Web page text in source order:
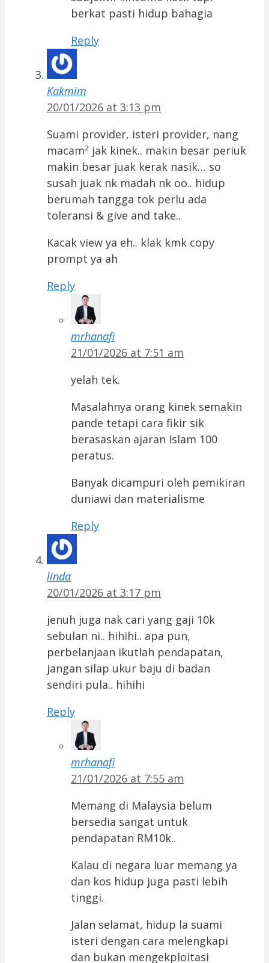
berkat pasti hidup bahagia
Reply
Kakmim
20/01/2026 at 3:13 pm
Suami provider, isteri provider, nang
macam² jak kinek.. makin besar periuk
makin besar juak kerak nasik… so
susah juak nk madah nk oo.. hidup
berumah tangga tok perlu ada
toleransi & give and take..
Kacak view ya eh.. klak kmk copy
prompt ya ah
Reply
mrhanafi
21/01/2026 at 7:51 am
yelah tek.
Masalahnya orang kinek semakin
pande tetapi cara fikir sik
berasaskan ajaran Islam 100
peratus.
Banyak dicampuri oleh pemikiran
duniawi dan materialisme
Reply
linda
20/01/2026 at 3:17 pm
jenuh juga nak cari yang gaji 10k
sebulan ni.. hihihi.. apa pun,
perbelanjaan ikutlah pendapatan,
jangan silap ukur baju di badan
sendiri pula.. hihihi
Reply
mrhanafi
21/01/2026 at 7:55 am
Memang di Malaysia belum
bersedia sangat untuk
pendapatan RM10k..
Kalau di negara luar memang ya
dan kos hidup juga pasti lebih
tinggi.
Jalan selamat, hidup la suami
isteri dengan cara melengkapi
dan bukan mengekploitasi